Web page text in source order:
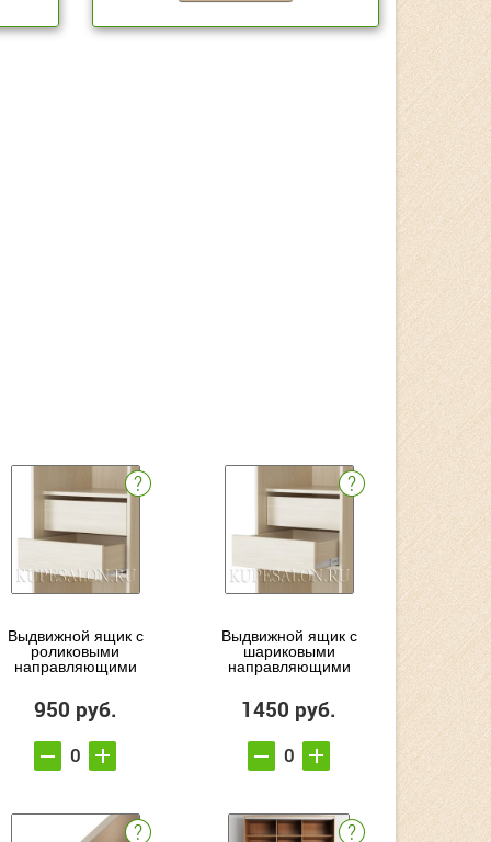
Выдвижной ящик с
роликовыми
направляющими
950 руб.
Выдвижной ящик с
шариковыми
направляющими
1450 руб.